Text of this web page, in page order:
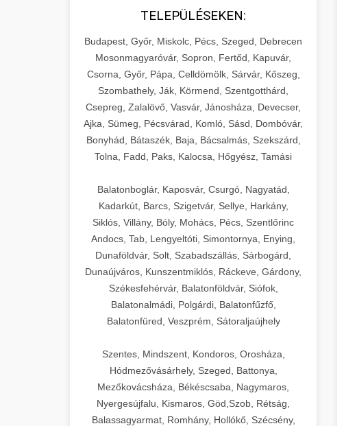
TELEPÜLÉSEKEN:
Budapest, Győr, Miskolc, Pécs, Szeged, Debrecen
Mosonmagyaróvár, Sopron, Fertőd, Kapuvár,
Csorna, Győr, Pápa, Celldömölk, Sárvár, Kőszeg,
Szombathely, Ják, Körmend, Szentgotthárd,
Csepreg, Zalalövő, Vasvár, Jánosháza, Devecser,
Ajka, Sümeg, Pécsvárad, Komló, Sásd, Dombóvár,
Bonyhád, Bátaszék, Baja, Bácsalmás, Szekszárd,
Tolna, Fadd, Paks, Kalocsa, Hőgyész, Tamási
Balatonboglár, Kaposvár, Csurgó, Nagyatád,
Kadarkút, Barcs, Szigetvár, Sellye, Harkány,
Siklós, Villány, Bóly, Mohács, Pécs, Szentlőrinc
Andocs, Tab, Lengyeltóti, Simontornya, Enying,
Dunaföldvár, Solt, Szabadszállás, Sárbogárd,
Dunaújváros, Kunszentmiklós, Ráckeve, Gárdony,
Székesfehérvár, Balatonföldvár, Siófok,
Balatonalmádi, Polgárdi, Balatonfűzfő,
Balatonfüred, Veszprém, Sátoraljaújhely
Szentes, Mindszent, Kondoros, Orosháza,
Hódmezővásárhely, Szeged, Battonya,
Mezőkovácsháza, Békéscsaba, Nagymaros,
Nyergesújfalu, Kismaros, Göd,Szob, Rétság,
Balassagyarmat, Romhány, Hollókő, Szécsény,